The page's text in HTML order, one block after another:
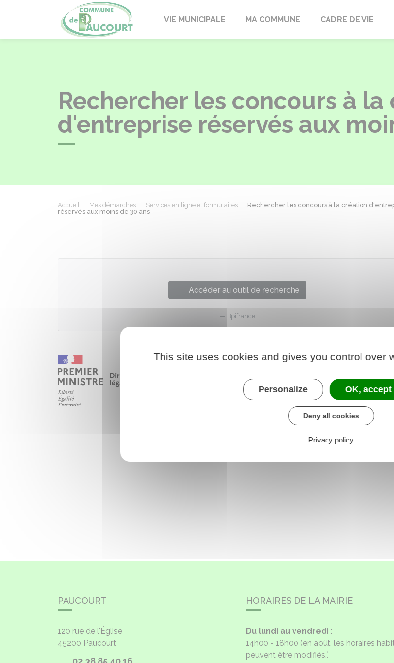
PaucourtVIE MUNICIPALE MA COMMUNE CADRE DE VIE
Rechercher les concours à la
d'entreprise réservés aux
Accueil Mes démarches Services en ligne et formulaires
Rechercher les concours à la création
réservés aux moins de 30 ans
Accéder au outil de recherche
Bpifrance
PAUCOURT
120 rue de l'Église
45200 Paucourt
HORAIRES DE LA MAIRIE
Du lundi au vendredi :
14h00 - 18h00 (en août, les horaires
peuvent être modifiés.)
This site uses cookies and gives you control over
Personalize OK, accept
Deny all cookies
Privacy policy